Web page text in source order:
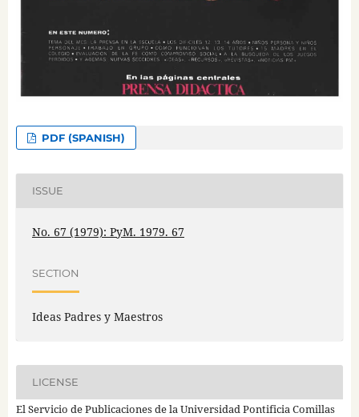
PDF (SPANISH)
ISSUE
No. 67 (1979): PyM. 1979. 67
SECTION
Ideas Padres y Maestros
LICENSE
El Servicio de Publicaciones de la Universidad Pontificia Comillas